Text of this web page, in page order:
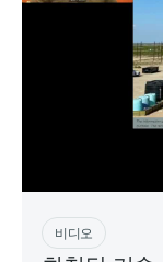
비디오
지금 플레이하세요